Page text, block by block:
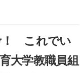
！ これでい
大学教職員組